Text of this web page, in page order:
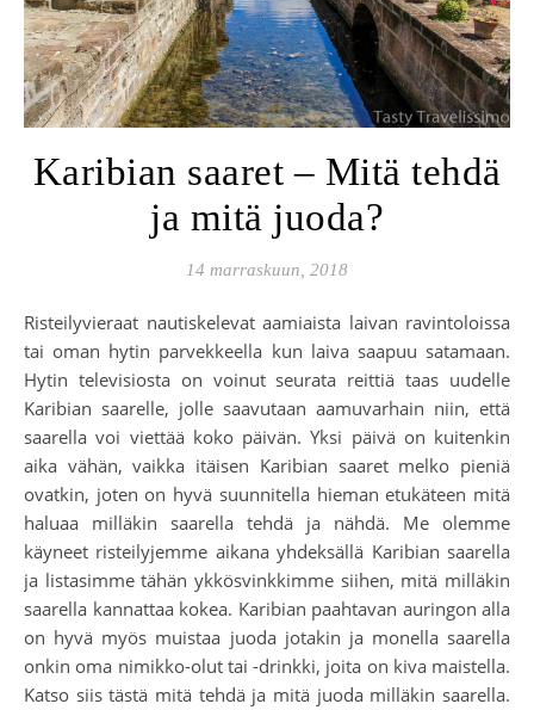
Karibian saaret – Mitä tehdä
ja mitä juoda?
14 marraskuun, 2018
Risteilyvieraat nautiskelevat aamiaista laivan ravintoloissa
tai oman hytin parvekkeella kun laiva saapuu satamaan.
Hytin televisiosta on voinut seurata reittiä taas uudelle
Karibian saarelle, jolle saavutaan aamuvarhain niin, että
saarella voi viettää koko päivän. Yksi päivä on kuitenkin
aika vähän, vaikka itäisen Karibian saaret melko pieniä
ovatkin, joten on hyvä suunnitella hieman etukäteen mitä
haluaa milläkin saarella tehdä ja nähdä. Me olemme
käyneet risteilyjemme aikana yhdeksällä Karibian saarella
ja listasimme tähän ykkösvinkkimme siihen, mitä milläkin
saarella kannattaa kokea. Karibian paahtavan auringon alla
on hyvä myös muistaa juoda jotakin ja monella saarella
onkin oma nimikko-olut tai -drinkki, joita on kiva maistella.
Katso siis tästä mitä tehdä ja mitä juoda milläkin saarella.